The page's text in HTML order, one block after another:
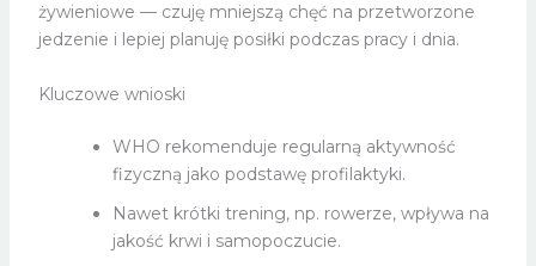
żywieniowe — czuję mniejszą chęć na przetworzone
jedzenie i lepiej planuję posiłki podczas pracy i dnia.
Kluczowe wnioski
WHO rekomenduje regularną aktywność
fizyczną jako podstawę profilaktyki.
Nawet krótki trening, np. rowerze, wpływa na
jakość krwi i samopoczucie.